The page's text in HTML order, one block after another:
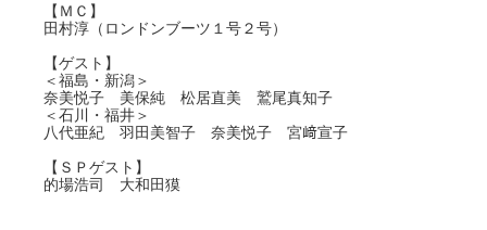
【ＭＣ】
田村淳（ロンドンブーツ１号２号）
【ゲスト】
＜福島・新潟＞
奈美悦子 美保純 松居直美 鷲尾真知子
＜石川・福井＞
八代亜紀 羽田美智子 奈美悦子 宮﨑宣子
【ＳＰゲスト】
的場浩司 大和田獏